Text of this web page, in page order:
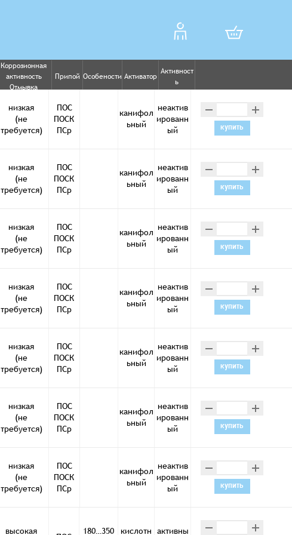
Коррозионная
активность
Отмывка
Припой Особености Активатор Активност
ь
низкая
(не
требуется)
ПОС
ПОСК
ПСр
канифол
ьный
неактив
ированн
ый
– +
купить
низкая
(не
требуется)
ПОС
ПОСК
ПСр
канифол
ьный
неактив
ированн
ый
– +
купить
низкая
(не
требуется)
ПОС
ПОСК
ПСр
канифол
ьный
неактив
ированн
ый
– +
купить
низкая
(не
требуется)
ПОС
ПОСК
ПСр
канифол
ьный
неактив
ированн
ый
– +
купить
низкая
(не
требуется)
ПОС
ПОСК
ПСр
канифол
ьный
неактив
ированн
ый
– +
купить
низкая
(не
требуется)
ПОС
ПОСК
ПСр
канифол
ьный
неактив
ированн
ый
– +
купить
низкая
(не
требуется)
ПОС
ПОСК
ПСр
канифол
ьный
неактив
ированн
ый
– +
купить
высокая 180…350 кислотн активны – +